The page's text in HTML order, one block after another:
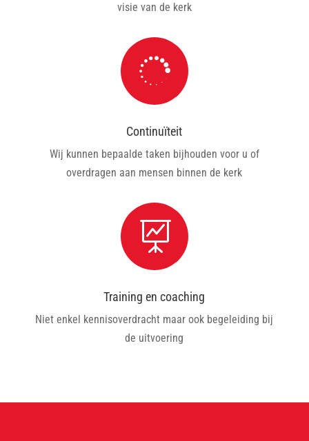
visie van de kerk

Continuïteit
Wij kunnen bepaalde taken bijhouden voor u of
overdragen aan mensen binnen de kerk

Training en coaching
Niet enkel kennisoverdracht maar ook begeleiding bij
de uitvoering